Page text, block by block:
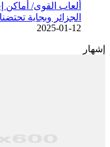
الجزائر وبجاية
2025-01-12
إشهار